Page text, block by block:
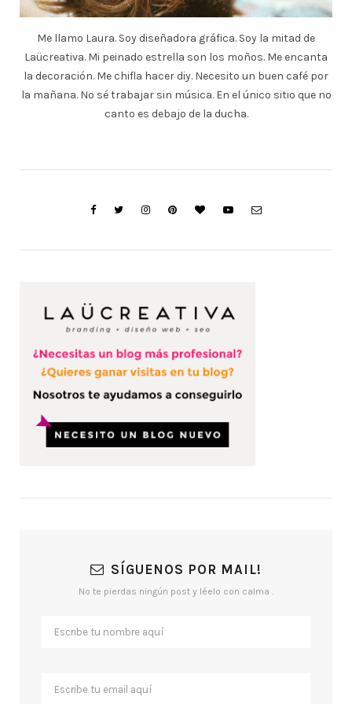
Me llamo Laura. Soy diseñadora gráfica. Soy la mitad de
Laücreativa. Mi peinado estrella son los moños. Me encanta
la decoración. Me chifla hacer diy. Necesito un buen café por
la mañana. No sé trabajar sin música. En el único sitio que no
canto es debajo de la ducha.
SÍGUENOS POR MAIL!
No te pierdas ningún post y léelo con calma .